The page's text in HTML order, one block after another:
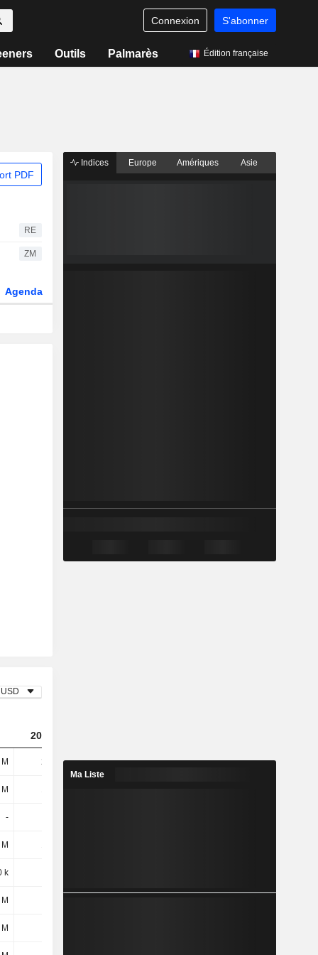
Connexion S'abonner
Outils Palmarès Édition française
PDF
RE
ZM
Agenda
USD
2023
210 M 284 M 886 M
-
k
Indices Europe Amériques Asie
Ma Liste